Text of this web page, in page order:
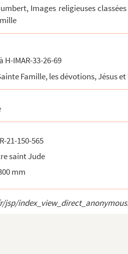
Images religieuses
H-IMAR-33-26-69
Famille, les dévotions, Jésus
21-150-565
saint Jude
mm